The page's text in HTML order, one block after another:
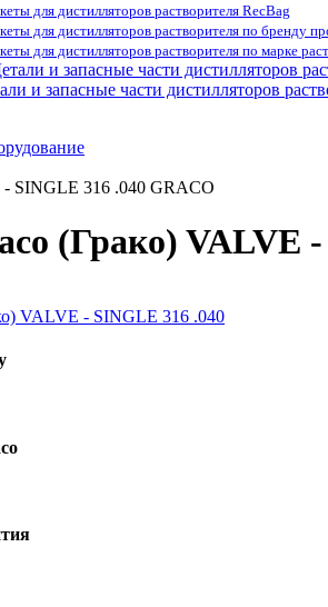
для дистилляторов растворителя RecBag
для дистилляторов растворителя по бренду
для дистилляторов растворителя по марке
и запасные части дистилляторов
SINGLE 316 .040 GRACO
(Грако) VALVE